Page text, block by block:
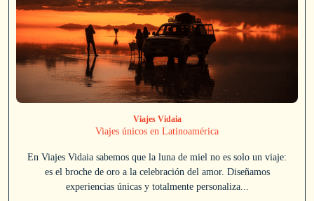
Viajes Vidaia
Viajes únicos en Latinoamérica
En Viajes Vidaia sabemos que la luna de miel no es solo un viaje:
es el broche de oro a la celebración del amor. Diseñamos
experiencias únicas y totalmente personaliza...